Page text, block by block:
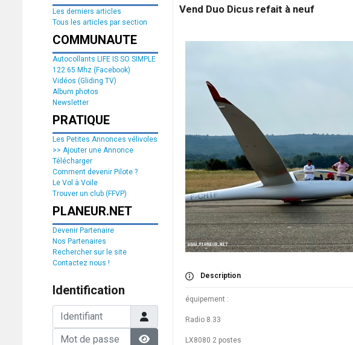
Les derniers articles
Tous les articles par section
COMMUNAUTE
Autocollants LIFE IS SO SIMPLE
122.65 Mhz (Facebook)
Vidéos (Gliding TV)
Album photos
Newsletter
PRATIQUE
Les Petites Annonces vélivoles
>> Ajouter une Annonce
Télécharger
Comment devenir Pilote ?
Le Vol à Voile
Trouver un club (FFVP)
PLANEUR.NET
Devenir Partenaire
Nos Partenaires
Rechercher sur le site
Contactez nous !
Identification
Identifiant
Mot de passe
Vend Duo Dicus refait à neuf
Description
équipement :
Radio 8.33
LX8080 2 postes